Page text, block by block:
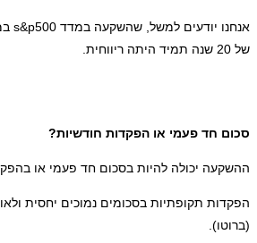
של 20 שנה תמיד היתה ריווחית.
סכום חד פעמי או הפקדות חודשיות?
ההשקעה יכולה להיות בסכום חד פעמי או
(ברוטו).